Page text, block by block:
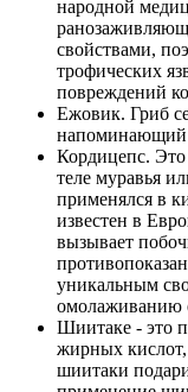
народной
свойствами,
трофических
повреждений
Ежовик. Гриб
напоминающий
Кордицепс. Это
теле муравья
применялся в
известен в
вызывает
уникальным
омолаживанию
Шиитаке - это
жирных
шиитаки